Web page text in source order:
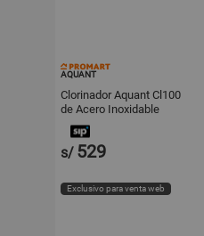
AQUANT
Clorinador Aquant Cl100
de Acero Inoxidable
Modelo AO1505
s/ 529
Exclusivo para venta web